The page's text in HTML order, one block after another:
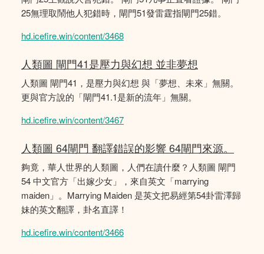
25無理取鬧他人犯錯時，閘門51發雷霆指閘門25錯。
hd.icefire.win/content/3468
人類圖 閘門41是壓力與幻想 並非夢想
人類圖 閘門41，是壓力與幻想 與「夢想、未來」無關。
更與官方說的「閘門41.1是新的流年」無關。
hd.icefire.win/content/3467
人類圖 64閘門 翻譯錯誤的影響 64閘門來源。
夠竟，華人世界的人類圖，人們在讀什麼？人類圖 閘門
54 中文官方「出嫁少女」，來自英文「marrying
maiden」。Marrying Maiden 是英文把易經第54卦雷澤歸
妹的英文翻譯，卦名直譯！
hd.icefire.win/content/3466